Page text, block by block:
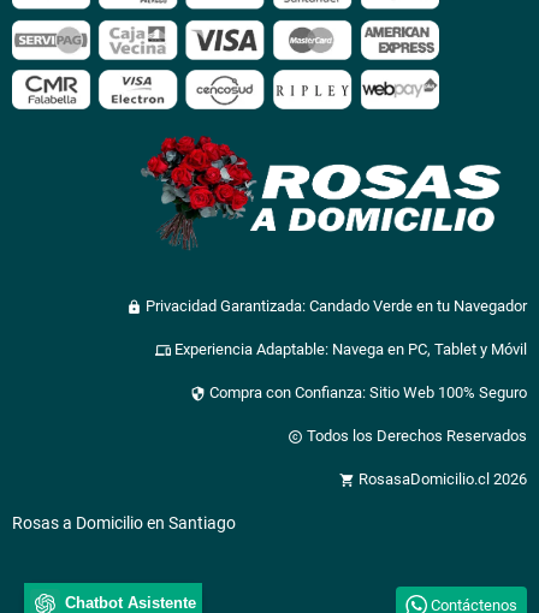
Chatbot Asistente
lock Privacidad Garantizada: Candado Verde en tu Navegador
devices Experiencia Adaptable: Navega en PC, Tablet y Móvil
security Compra con Confianza: Sitio Web 100% Seguro
copyright Todos los Derechos Reservados
shopping_cart RosasaDomicilio.cl 2026
Rosas a Domicilio en Santiago
Contáctenos